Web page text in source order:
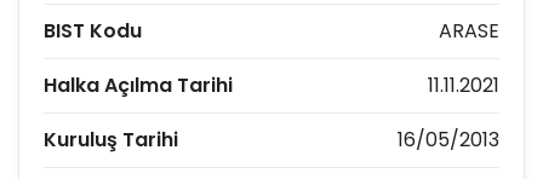
BIST Kodu
ARASE
Halka Açılma Tarihi
11.11.2021
Kuruluş Tarihi
16/05/2013